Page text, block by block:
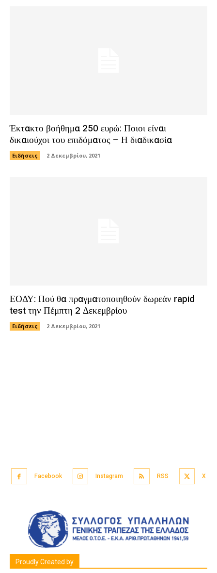
Έκτακτο βοήθημα 250 ευρώ: Ποιοι είναι
δικαιούχοι του επιδόματος – Η διαδικασία
Ειδήσεις 2 Δεκεμβρίου, 2021
ΕΟΔΥ: Πού θα πραγματοποιηθούν δωρεάν rapid
test την Πέμπτη 2 Δεκεμβρίου
Ειδήσεις 2 Δεκεμβρίου, 2021
Facebook Instagram RSS X
Proudly Created by